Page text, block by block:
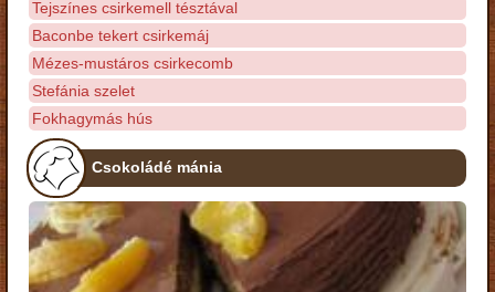
Tejszínes csirkemell tésztával
Baconbe tekert csirkemáj
Mézes-mustáros csirkecomb
Stefánia szelet
Fokhagymás hús
Csokoládé mánia